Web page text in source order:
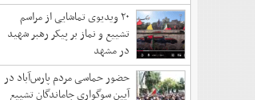
۲۰ ویدیوی تماشایی از مراسم
تشییع و نماز بر پیکر رهبر شهید
در مشهد
حضور حماسی مردم پارس‌آباد در
آیین سوگواری جاماندگان تشییع